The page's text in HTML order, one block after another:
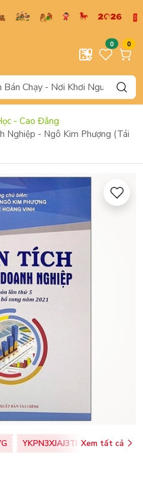
0 0
- Cao Đẳng
Nghiệp - Ngô Kim Phượng (Tái
YKPN3XJAJ3TJ Xem tất cả